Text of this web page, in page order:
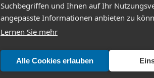
Suchbegriffen und Ihnen auf Ihr
angepasste Informationen anbieten zu
Lernen Sie mehr
Alle Cookies erlauben